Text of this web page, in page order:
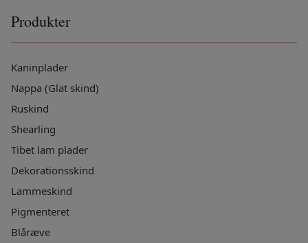
Produkter
Kaninplader
Nappa (Glat skind)
Ruskind
Shearling
Tibet lam plader
Dekorationsskind
Lammeskind
Pigmenteret
Blåræve